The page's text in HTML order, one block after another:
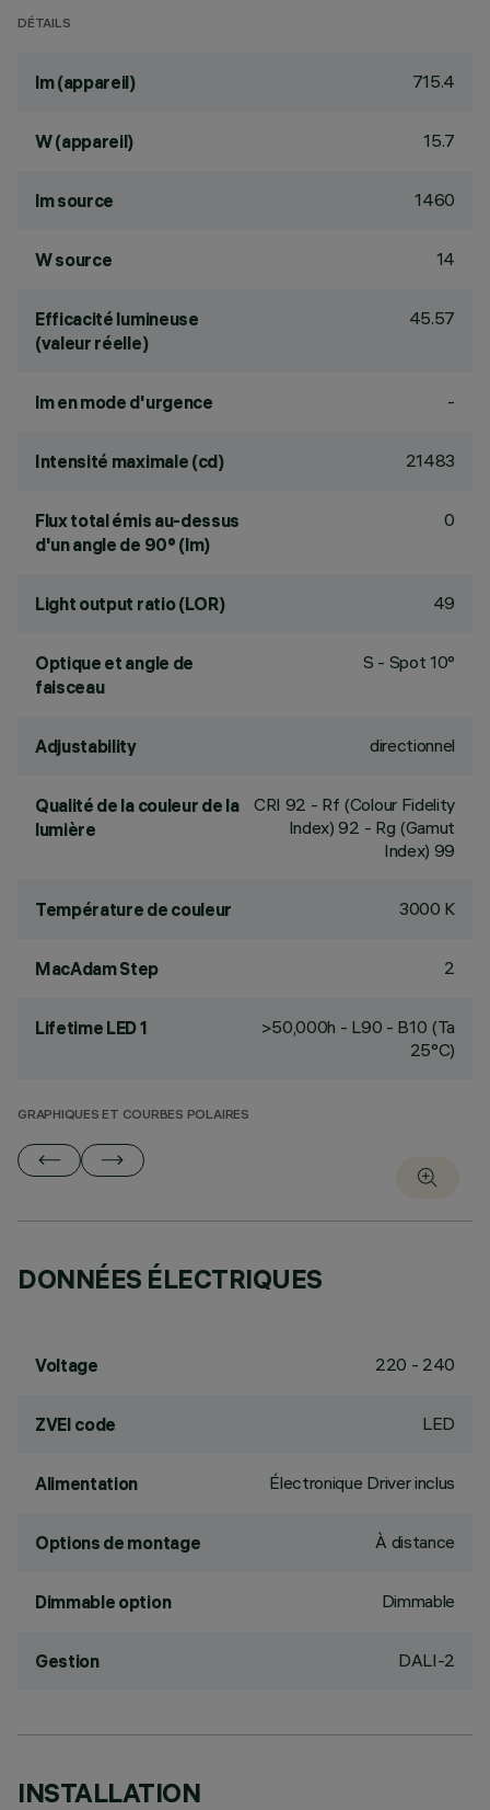
DÉTAILS
lm (appareil) 715.4
W (appareil) 15.7
lm source 1460
W source 14
Efficacité lumineuse
(valeur réelle)
45.57
lm en mode d'urgence -
Intensité maximale (cd) 21483
Flux total émis au-dessus
d'un angle de 90° (lm)
0
Light output ratio (LOR) 49
Optique et angle de
faisceau
S - Spot 10°
Adjustability directionnel
Qualité de la couleur de la
lumière
CRI 92 - Rf (Colour Fidelity
Index) 92 - Rg (Gamut
Index) 99
Température de couleur 3000 K
MacAdam Step 2
Lifetime LED 1
>50,000h - L90 - B10 (Ta
25°C)
GRAPHIQUES ET COURBES POLAIRES
DONNÉES ÉLECTRIQUES
Voltage 220 - 240
ZVEI code LED
Alimentation Électronique Driver inclus
Options de montage À distance
Dimmable option Dimmable
Gestion DALI-2
INSTALLATION